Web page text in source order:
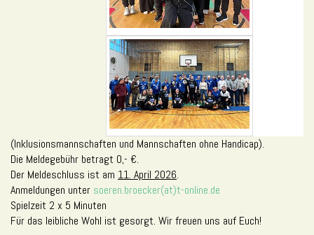
(Inklusionsmannschaften und Mannschaften ohne Handicap).
Die Meldegebühr betragt 0,- €.
Der Meldeschluss ist am 11. April 2026.
Anmeldungen unter soeren.broecker(at)t-online.de
Spielzeit 2 x 5 Minuten
Für das leibliche Wohl ist gesorgt. Wir freuen uns auf Euch!